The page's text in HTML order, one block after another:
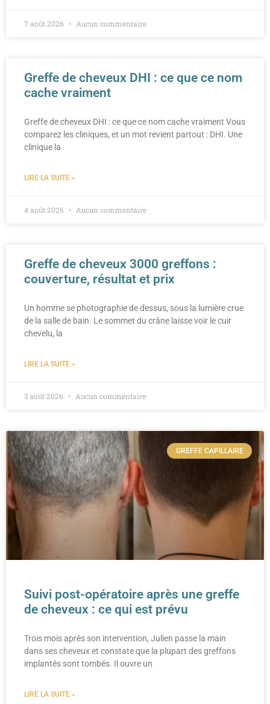
7 août 2026 Aucun commentaire
Greffe de cheveux DHI : ce que ce nom
cache vraiment
Greffe de cheveux DHI : ce que ce nom cache vraiment Vous
comparez les cliniques, et un mot revient partout : DHI. Une
clinique la
LIRE LA SUITE »
4 août 2026 Aucun commentaire
Greffe de cheveux 3000 greffons :
couverture, résultat et prix
Un homme se photographie de dessus, sous la lumière crue
de la salle de bain. Le sommet du crâne laisse voir le cuir
chevelu, la
LIRE LA SUITE »
3 août 2026 Aucun commentaire
GREFFE CAPILLAIRE
Suivi post-opératoire après une greffe
de cheveux : ce qui est prévu
Trois mois après son intervention, Julien passe la main
dans ses cheveux et constate que la plupart des greffons
implantés sont tombés. Il ouvre un
LIRE LA SUITE »